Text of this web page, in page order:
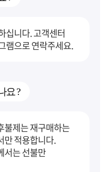
십니다. 고객센터
램으로 연락주세요.
요 ?
불제는 재구매하는
만 적용합니다.
서는 선불만